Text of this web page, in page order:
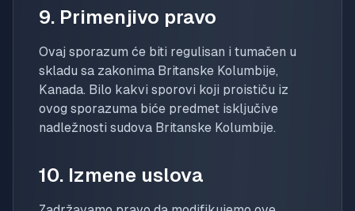
9. Primenjivo pravo
Ovaj sporazum će biti regulisan i tumačen u
skladu sa zakonima Britanske Kolumbije,
Kanada. Bilo kakvi sporovi koji proističu iz
ovog sporazuma biće predmet isključive
nadležnosti sudova Britanske Kolumbije.
10. Izmene uslova